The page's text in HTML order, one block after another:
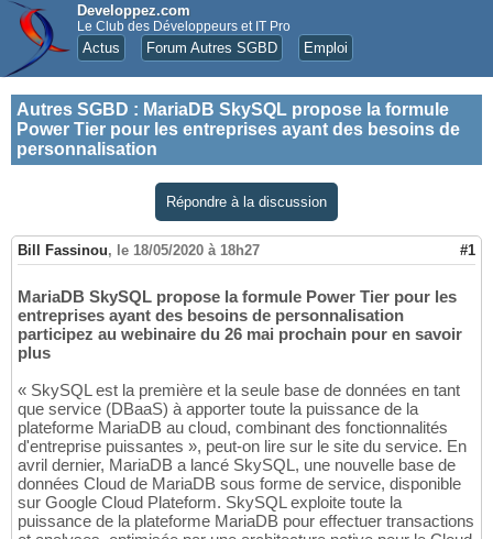
Developpez.com
Le Club des Développeurs et IT Pro
Actus Forum Autres SGBD Emploi
Autres SGBD : MariaDB SkySQL propose la formule
Power Tier pour les entreprises ayant des besoins de
personnalisation
Répondre à la discussion
Bill Fassinou, le 18/05/2020 à 18h27 #1
MariaDB SkySQL propose la formule Power Tier pour les
entreprises ayant des besoins de personnalisation
participez au webinaire du 26 mai prochain pour en savoir
plus
« SkySQL est la première et la seule base de données en tant
que service (DBaaS) à apporter toute la puissance de la
plateforme MariaDB au cloud, combinant des fonctionnalités
d'entreprise puissantes », peut-on lire sur le site du service. En
avril dernier, MariaDB a lancé SkySQL, une nouvelle base de
données Cloud de MariaDB sous forme de service, disponible
sur Google Cloud Plateform. SkySQL exploite toute la
puissance de la plateforme MariaDB pour effectuer transactions